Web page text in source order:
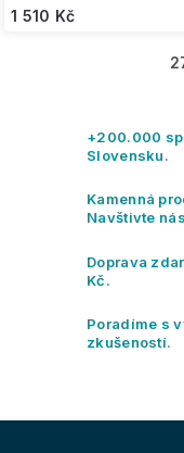
1 510 Kč
+200.000
Slovensku.
Kamenná
Navštivte
Doprava
Kč.
Poradíme s
zkušeností.